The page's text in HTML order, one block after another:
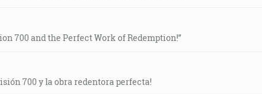
700 and the Perfect Work of Redemption!”
700 y la obra redentora perfecta!